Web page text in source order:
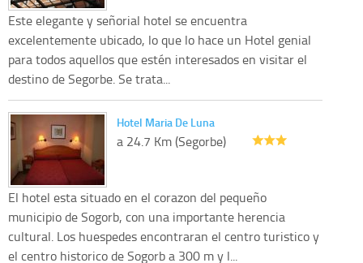
Este elegante y señorial hotel se encuentra
excelentemente ubicado, lo que lo hace un Hotel genial
para todos aquellos que estén interesados en visitar el
destino de Segorbe. Se trata...
Hotel Maria De Luna
a 24.7 Km (Segorbe)
El hotel esta situado en el corazon del pequeño
municipio de Sogorb, con una importante herencia
cultural. Los huespedes encontraran el centro turistico y
el centro historico de Sogorb a 300 m y l...